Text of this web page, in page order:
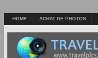
HOME ACHAT DE PHOTOS